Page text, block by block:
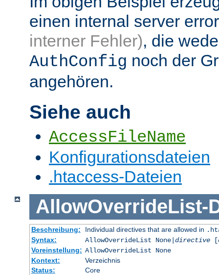
einen internal server
interner Fehler), die
AuthConfig noch der
angehören.
Siehe auch
AccessFileName
Konfigurationsdateien
.htaccess-Dateien
AllowOverrideList-
Beschreibung: Individual directives that are allowed in
Syntax:
AllowOverrideList None| directive[
Voreinstellung: AllowOverrideList None
Kontext:
Verzeichnis
Status:
Core